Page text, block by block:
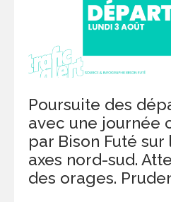
Poursuite des
avec une journée
par Bison Futé
axes nord-sud.
des orages.